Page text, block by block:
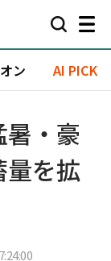
ン AI PICK
・豪
を拡